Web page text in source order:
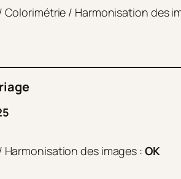
/ Harmonisation des
des images : OK